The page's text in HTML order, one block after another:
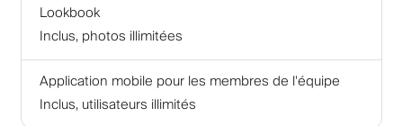
Lookbook
Inclus, photos illimitées
Application mobile pour les membres de l'équipe
Inclus, utilisateurs illimités